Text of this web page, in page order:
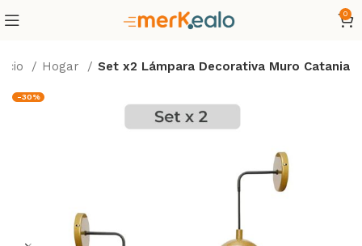
0
Hogar Set x2 Lámpara Decorativa Muro Catania
-30%